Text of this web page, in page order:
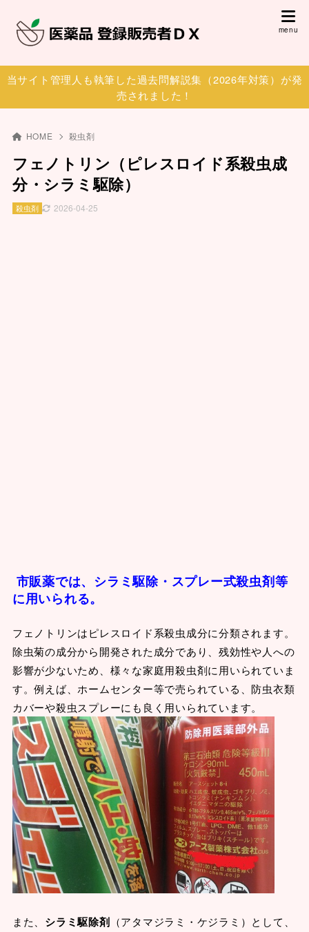
当サイト管理人も執筆した過去問解説集（2026年対策）が発
売されました！
HOME 殺虫剤
フェノトリン（ピレスロイド系殺虫成
分・シラミ駆除）
2026-04-25
殺虫剤
市販薬では、シラミ駆除・スプレー式殺虫剤等
に用いられる。
フェノトリンはピレスロイド系殺虫成分に分類されます。
除虫菊の成分から開発された成分であり、残効性や人への
影響が少ないため、様々な家庭用殺虫剤に用いられていま
す。例えば、ホームセンター等で売られている、防虫衣類
カバーや殺虫スプレーにも良く用いられています。
また、 シラミ駆除剤 （アタマジラミ・ケジラミ）として、